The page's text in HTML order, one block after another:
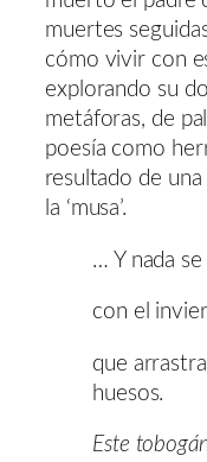
muertes
cómo vivir con
explorando su
metáforas, de
poesía como
resultado de
la ‘musa’.
… Y nada
con el
que
huesos.
Este